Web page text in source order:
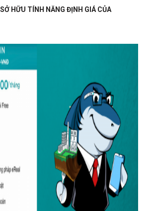
HỮU TÍNH NĂNG ĐỊNH GIÁ CỦA